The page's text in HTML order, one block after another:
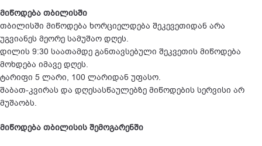
მიწოდება თბილისში
თბილისში მიწოდება ხორციელდება შეკევეთიდან არა
უგვიანეს მეორე სამუშაო დღეს.
დილის 9:30 საათამდე განთავსებული შეკვეთის მიწოდება
მოხდება იმავე დღეს.
ტარიფი 5 ლარი, 100 ლარიდან უფასო.
შაბათ-კვირას და დღესასწაულებზე მიწოდების სერვისი არ
მუშაობს.
მიწოდება თბილისის შემოგარენში